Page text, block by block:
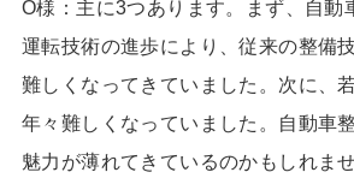
O様：主に3つあります。まず、自動
運転技術の進歩により、従来の整備
難しくなってきていました。次に、
年々難しくなっていました。自動車
魅力が薄れてきているのかもしれま